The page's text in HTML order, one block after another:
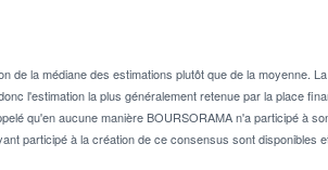
la médiane des estimations plutôt que de la moyenne. La
l'estimation la plus généralement retenue par la place
qu'en aucune manière BOURSORAMA n'a participé à
participé à la création de ce consensus sont disponibles